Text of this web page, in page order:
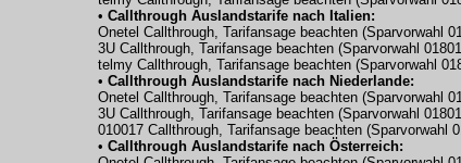
• Callthrough Auslandstarife nach Italien:
Onetel Callthrough, Tarifansage beachten (Sparvorwahl
3U Callthrough, Tarifansage beachten (Sparvorwahl
telmy Callthrough, Tarifansage beachten (Sparvorwahl
• Callthrough Auslandstarife nach Niederlande:
Onetel Callthrough, Tarifansage beachten (Sparvorwahl
3U Callthrough, Tarifansage beachten (Sparvorwahl
010017 Callthrough, Tarifansage beachten (Sparvorwahl
• Callthrough Auslandstarife nach Österreich: